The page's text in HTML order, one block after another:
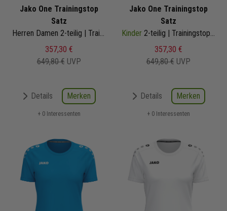
Jako One Trainingstop
Satz
Herren Damen 2-teilig | Trainingstop Trainingshose Light
357,30 €
649,80 € UVP
Details Merken
+ 0 Interessenten
Jako One Trainingstop
Satz
Kinder 2-teilig | Trainingstop Trainingshose
357,30 €
649,80 € UVP
Details Merken
+ 0 Interessenten